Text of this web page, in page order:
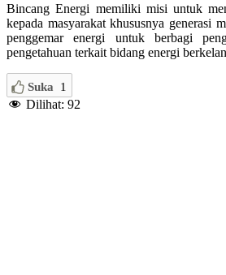
Bincang Energi memiliki misi untuk
kepada masyarakat khususnya generasi
penggemar energi untuk berbagi
pengetahuan terkait bidang energi
Suka 1
Dilihat: 92